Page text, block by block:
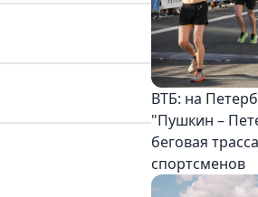
ВТБ: на
"Пушкин –
беговая
спортсменов